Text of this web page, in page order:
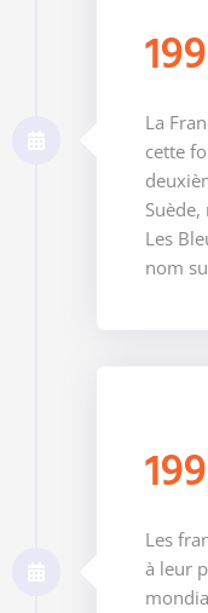
La
cette
Les
nom
Les
à leur